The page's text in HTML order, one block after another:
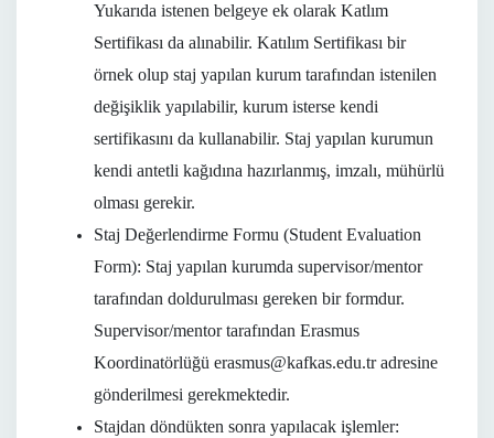
Yukarıda istenen belgeye ek olarak Katlım
Sertifikası da alınabilir. Katılım Sertifikası bir
örnek olup staj yapılan kurum tarafından istenilen
değişiklik yapılabilir, kurum isterse kendi
sertifikasını da kullanabilir. Staj yapılan kurumun
kendi antetli kağıdına hazırlanmış, imzalı, mühürlü
olması gerekir.
Staj Değerlendirme Formu (Student Evaluation
Form): Staj yapılan kurumda supervisor/mentor
tarafından doldurulması gereken bir formdur.
Supervisor/mentor tarafından Erasmus
Koordinatörlüğü erasmus@kafkas.edu.tradresine
gönderilmesi gerekmektedir.
Stajdan döndükten sonra yapılacak işlemler: